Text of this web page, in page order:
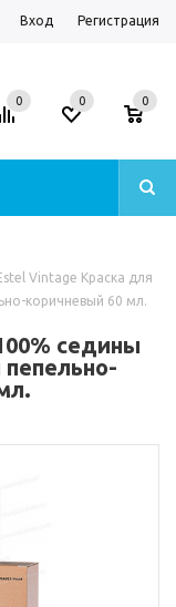
Вход Регистрация
0 0 0
Vintage Краска для
коричневый 60 мл.
седины